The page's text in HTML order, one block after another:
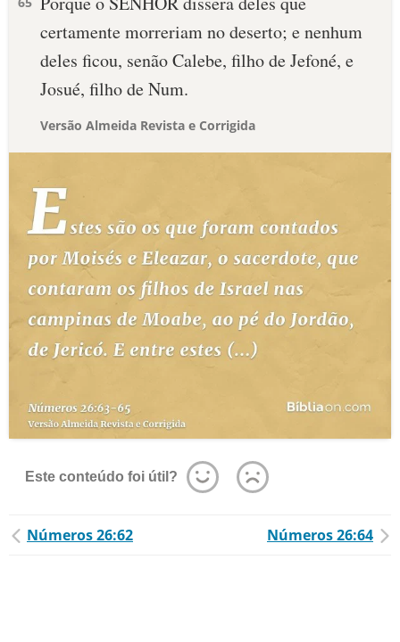
certamente morreriam no deserto; e nenhum
deles ficou, senão Calebe, filho de Jefoné, e
Josué, filho de Num.
Versão Almeida Revista e Corrigida
Este conteúdo foi útil?
Números 26:62 Números 26:64